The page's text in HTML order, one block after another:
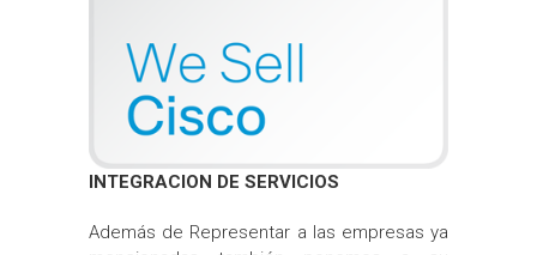
INTEGRACION DE SERVICIOS
Además de Representar a las empresas ya